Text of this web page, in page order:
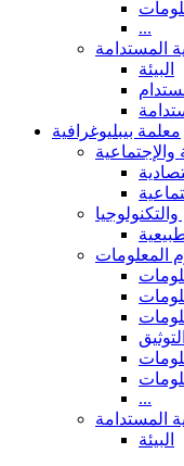
...
المستدامة
البيئة
معلمة بيبليوغرافية
والإجتماعية
والتكنولوجيا
المعلومات
...
المستدامة
البيئة